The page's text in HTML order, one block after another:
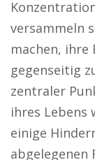
versammeln
machen, ihre
gegenseitig
zentraler
ihres Lebens
einige
abgelegenen